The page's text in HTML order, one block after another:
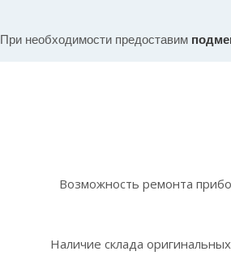
При необходимости предоставим
Возможность ремонта
Наличие склада